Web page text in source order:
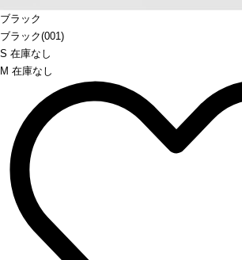
ブラック
ブラック(001)
S 在庫なし
M 在庫なし